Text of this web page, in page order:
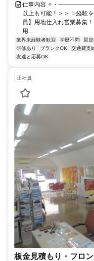
仕事内容 ✧・
以上も可能！＞＞ ✨経験
員】用地仕入れ営
用...
業界未経験者歓迎 学歴不問 固
研修あり
ブランクOK 交通費支
友達と応募OK
正社員
板金見積もり・フロ